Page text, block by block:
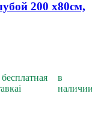
200 х80см,
бесплатная
i
в